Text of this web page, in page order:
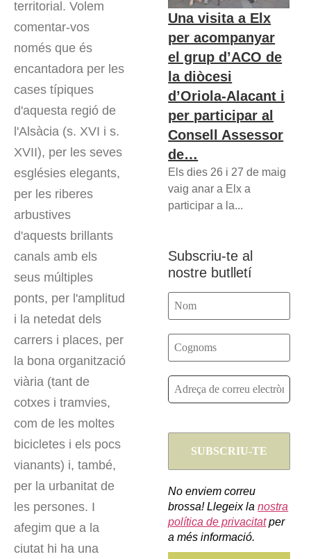
territorial. Volem
comentar-vos
només que és
encantadora per les
cases típiques
d'aquesta regió de
l'Alsàcia (s. XVI i s.
XVII), per les seves
esglésies elegants,
per les riberes
arbustives
d'aquests brillants
canals amb els
seus múltiples
ponts, per l'amplitud
i la netedat dels
carrers i places, per
la bona organització
viària (tant de
cotxes i tramvies,
com de les moltes
bicicletes i els pocs
vianants) i, també,
per la urbanitat de
les persones. I
afegim que a la
ciutat hi ha una
Una visita a Elx
per acompanyar
el grup d’ACO de
la diòcesi
d’Oriola-Alacant i
per participar al
Consell Assessor
de…
Els dies 26 i 27 de maig
vaig anar a Elx a
participar a la...
Subscriu-te al
nostre butlletí
No enviem correu
brossa! Llegeix lanostra
política de privacitatper
a més informació.